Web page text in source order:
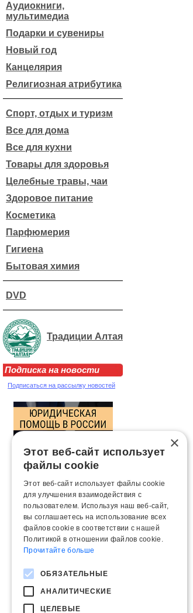
Аудиокниги,
мультимедиа
Подарки и сувениры
Новый год
Канцелярия
Религиозная атрибутика
Спорт, отдых и туризм
Все для дома
Все для кухни
Товары для здоровья
Целебные травы, чаи
Здоровое питание
Косметика
Парфюмерия
Гигиена
Бытовая химия
DVD
Традиции Алтая
Подписка на новости
Подписаться на рассылку новостей
×
Этот веб-сайт использует
файлы cookie
Этот веб-сайт использует файлы cookie
для улучшения взаимодействия с
пользователем. Используя наш веб-сайт,
вы соглашаетесь на использование всех
файлов cookie в соответствии с нашей
Политикой в ​​отношении файлов cookie.
Прочитайте больше
ОБЯЗАТЕЛЬНЫЕ
АНАЛИТИЧЕСКИЕ
ЦЕЛЕВЫЕ